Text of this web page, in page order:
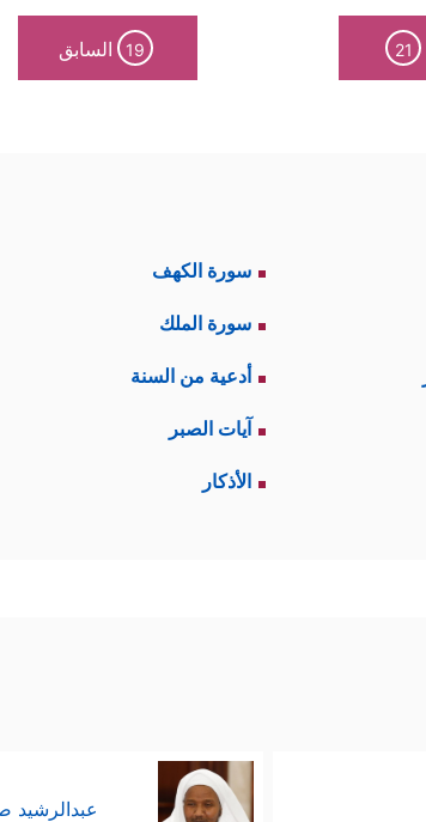
21
19 السابق
سورة الكهف
سورة الملك
أدعية من السنة
آيات الصبر
الأذكار
عبدالرشيد